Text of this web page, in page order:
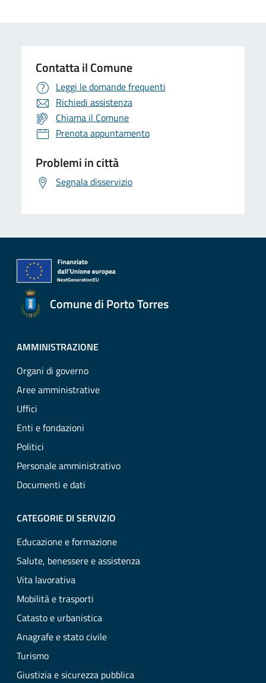
Contatta il Comune
Leggi le domande frequenti
Richiedi assistenza
Chiama il Comune
Prenota appuntamento
Problemi in città
Segnala disservizio
Comune di Porto Torres
AMMINISTRAZIONE
Organi di governo
Aree amministrative
Uffici
Enti e fondazioni
Politici
Personale amministrativo
Documenti e dati
CATEGORIE DI SERVIZIO
Educazione e formazione
Salute, benessere e assistenza
Vita lavorativa
Mobilità e trasporti
Catasto e urbanistica
Anagrafe e stato civile
Turismo
Giustizia e sicurezza pubblica